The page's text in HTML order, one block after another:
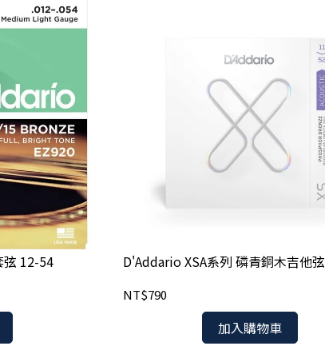
12-54 D'Addario XSA系列 磷青銅木吉他弦
NT$790
加入購物車